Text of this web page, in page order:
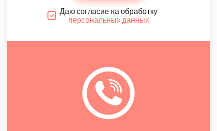
Даю согласие на обработку
персональных данных